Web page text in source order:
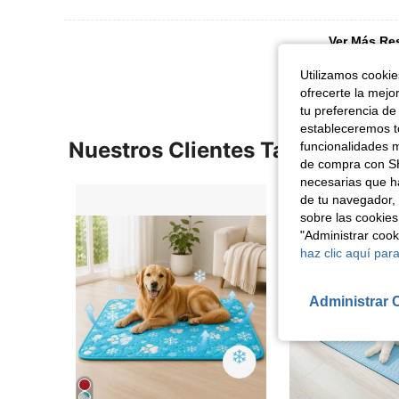
Ver Más
Nuestros Clientes También
Utilizamos
ofrecerte la
tu preferencia
estableceremos
funcionalidades
de compra con
necesarias que
de tu
sobre las
"Administrar
haz clic aquí
Administrar